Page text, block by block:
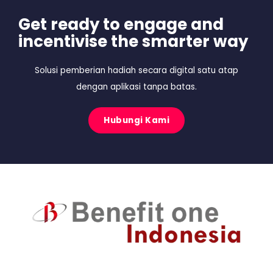
Get ready to engage and
incentivise the smarter way
Solusi pemberian hadiah secara digital satu atap
dengan aplikasi tanpa batas.
Hubungi Kami